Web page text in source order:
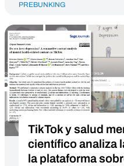
PREBUNKING
TikTok y salud
científico analiza
la plataforma